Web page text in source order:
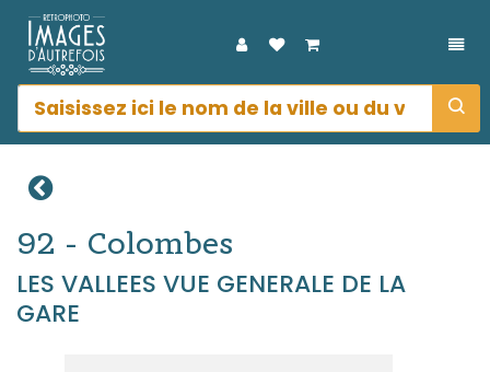
92 - Colombes
LES VALLEES VUE GENERALE DE LA
GARE